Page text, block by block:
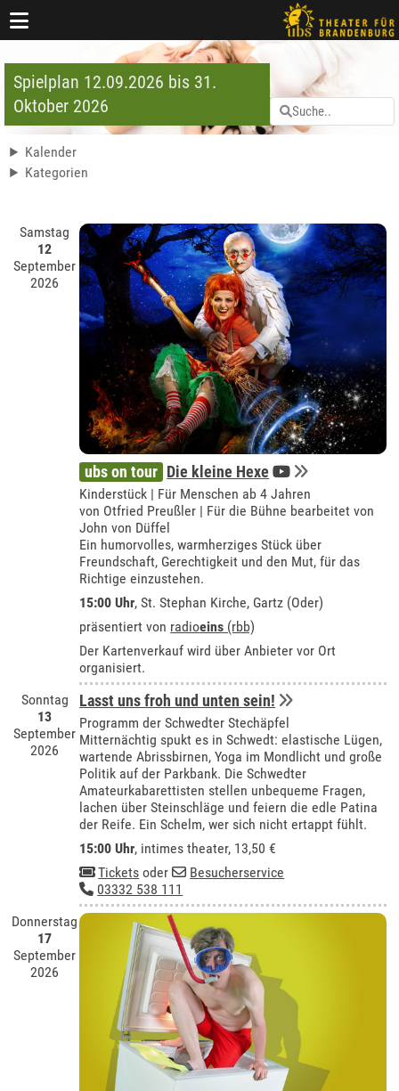
Spielplan 12.09.2026 bis 31.
Oktober 2026
Kalender
Kategorien
Samstag
12
September
2026
ubs on tour Die kleine Hexe
Kinderstück | Für Menschen ab 4 Jahren
von Otfried Preußler | Für die Bühne bearbeitet von
John von Düffel
Ein humorvolles, warmherziges Stück über
Freundschaft, Gerechtigkeit und den Mut, für das
Richtige einzustehen.
15:00 Uhr, St. Stephan Kirche, Gartz (Oder)
präsentiert von radioeins (rbb)
Der Kartenverkauf wird über Anbieter vor Ort
organisiert.
Sonntag
13
September
2026
Lasst uns froh und unten sein!
Programm der Schwedter Stechäpfel
Mitternächtig spukt es in Schwedt: elastische Lügen,
wartende Abrissbirnen, Yoga im Mondlicht und große
Politik auf der Parkbank. Die Schwedter
Amateurkabarettisten stellen unbequeme Fragen,
lachen über Steinschläge und feiern die edle Patina
der Reife. Ein Schelm, wer sich nicht ertappt fühlt.
15:00 Uhr, intimes theater, 13,50 €
Tickets oder
Besucherservice
03332 538 111
Donnerstag
17
September
2026